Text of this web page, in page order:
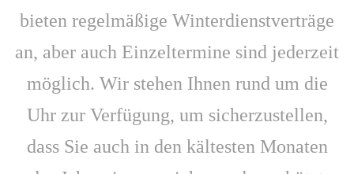
bieten regelmäßige Winterdienstverträge
an, aber auch Einzeltermine sind jederzeit
möglich. Wir stehen Ihnen rund um die
Uhr zur Verfügung, um sicherzustellen,
dass Sie auch in den kältesten Monaten